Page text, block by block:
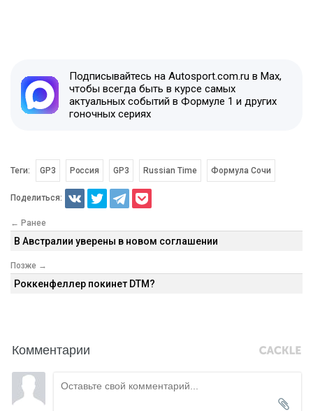
Подписывайтесь на Autosport.com.ru в Max,
чтобы всегда быть в курсе самых
актуальных событий в Формуле 1 и других
гоночных сериях
Теги: GP3 Россия GP3 Russian Time Формула Сочи
Поделиться:
← Ранее
В Австралии уверены в новом соглашении
Позже →
Роккенфеллер покинет DTM?
Комментарии